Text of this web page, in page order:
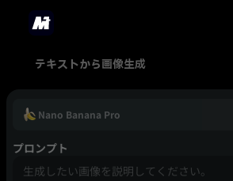
テキストから画像生成
Nano Banana Pro
プロンプト